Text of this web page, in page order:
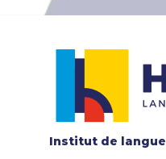
Institut de langue